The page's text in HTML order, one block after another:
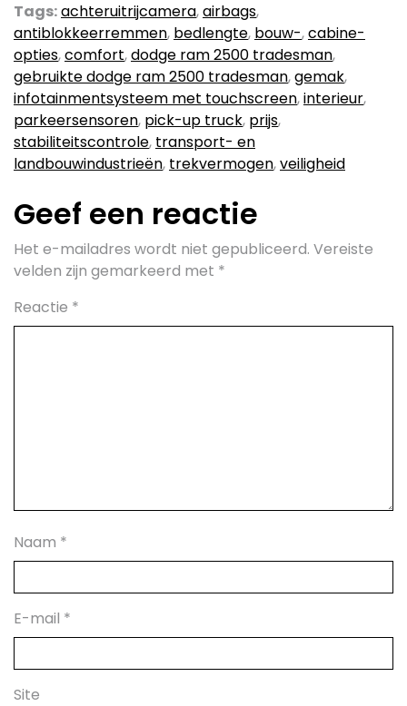
Tags:achteruitrijcamera,airbags,
antiblokkeerremmen, bedlengte, bouw-,cabine-
opties,comfort,dodge ram 2500 tradesman,
gebruikte dodge ram 2500 tradesman,gemak,
infotainmentsysteem met touchscreen,interieur,
parkeersensoren, pick-up truck, prijs,
stabiliteitscontrole, transport- en
landbouwindustrieën, trekvermogen,veiligheid
Geef een reactie
Het e-mailadres wordt niet gepubliceerd. Vereiste
velden zijn gemarkeerd met *
Reactie *
Naam *
E-mail *
Site